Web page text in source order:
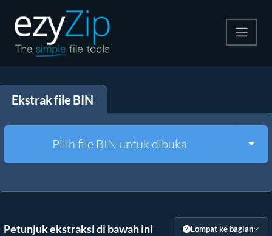
Ekstrak
Alat Lainnya
Ekstrak file BIN
Pilih file BIN untuk dibuka
Petunjuk ekstraksi di bawah ini Lompat ke bagian